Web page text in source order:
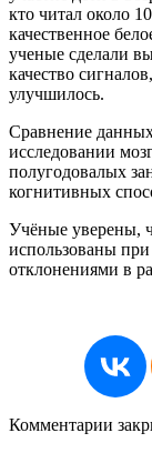
кто читал около
качественное
ученые сделали
качество
улучшилось.
Сравнение
исследовании
полугодовалых
когнитивных
Учёные уверены,
использованы
отклонениями в
Комментарии